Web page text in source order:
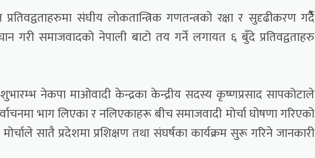
संघीय लोकतान्त्रिक गणतन्त्रको रक्षा र सुदृढीकरण गर्दैै
गरी समाजवादको नेपाली बाटो तय गर्ने लगायत ६ बुँदे प्रतिवद्वताहरु
नेकपा माओवादी केन्द्रका केन्द्रीय सदस्य कृष्णप्रसाद सापकोटाले
भाग लिएका र नलिएकाहरू बीच समाजवादी मोर्चा घोषणा गरिएको
सातै प्रदेशमा प्रशिक्षण तथा संघर्षका कार्यक्रम सुरू गरिने जानकारी